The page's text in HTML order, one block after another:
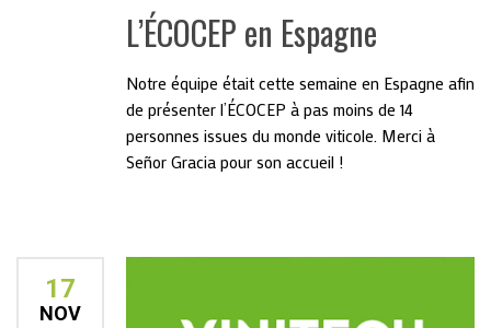
L’ÉCOCEP en Espagne
Notre équipe était cette semaine en Espagne afin
de présenter l’ÉCOCEP à pas moins de 14
personnes issues du monde viticole. Merci à
Señor Gracia pour son accueil !
17
NOV